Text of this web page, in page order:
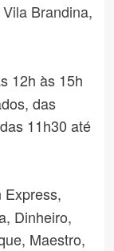
Brandina,
12h às 15h
das
11h30 até
Express,
Dinheiro,
Maestro,